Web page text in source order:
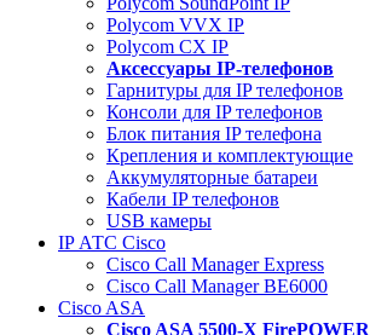
Polycom VVX IP
Polycom CX IP
Аксессуары IP-телефонов
Гарнитуры для IP телефонов
Консоли для IP телефонов
Блок питания IP телефона
Крепления и комплектующие
Аккумуляторные батареи
Кабели IP телефонов
USB камеры
IP АТС Cisco
Cisco Call Manager Express
Cisco Call Manager BE6000
Cisco ASA
Cisco ASA 5500-X FirePOWER